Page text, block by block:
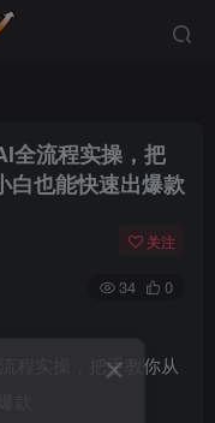
全流程实操，把
白也能快速出爆款
关注
34 0